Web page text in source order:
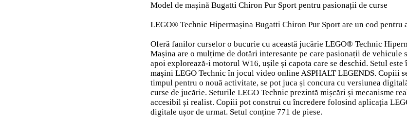
Model de mașină Bugatti Chiron Pur Sport pentru pasionații de curse
LEGO® Technic Hipermașina Bugatti Chiron Pur Sport are un cod pentru
Oferă fanilor curselor o bucurie cu această jucărie LEGO® Technic
Mașina are o mulțime de dotări interesante pe care pasionații de
apoi explorează-i motorul W16, ușile și capota care se deschid. Setul
mașini LEGO Technic în jocul video online ASPHALT LEGENDS. Copiii
timpul pentru o nouă activitate, se pot juca și concura cu versiunea
curse de jucărie. Seturile LEGO Technic prezintă mișcări și mecanisme
accesibil și realist. Copiii pot construi cu încredere folosind aplicația
digitale ușor de urmat. Setul conține 771 de piese.